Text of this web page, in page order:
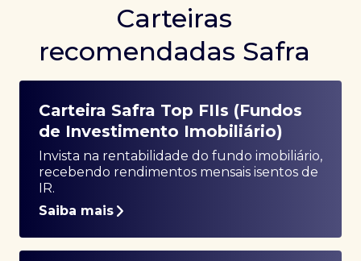
Carteiras
recomendadas Safra
Carteira Safra Top FIIs (Fundos
de Investimento Imobiliário)
Invista na rentabilidade do fundo imobiliário,
recebendo rendimentos mensais isentos de
IR.
Saiba mais